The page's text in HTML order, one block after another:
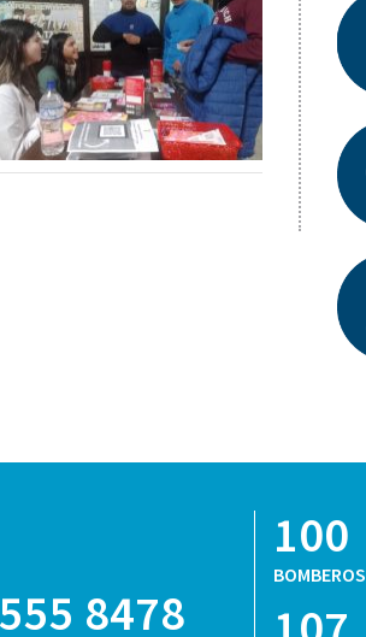
8478
100
BOMBEROS